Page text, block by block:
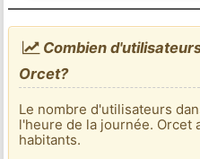
Combien
Orcet?
Le nombre d'utilisateurs
l'heure de la journée. Orcet
habitants.